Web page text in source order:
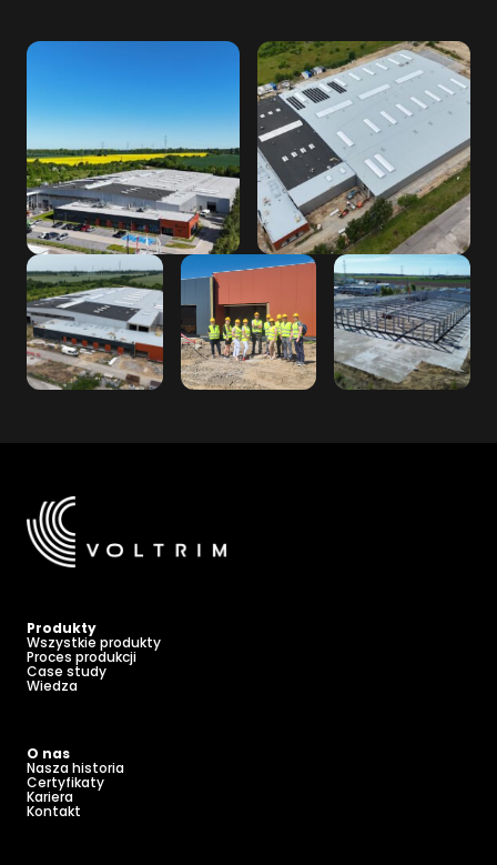
Produkty
Wszystkie produkty
Proces produkcji
Case study
Wiedza
O nas
Nasza historia
Certyfikaty
Kariera
Kontakt